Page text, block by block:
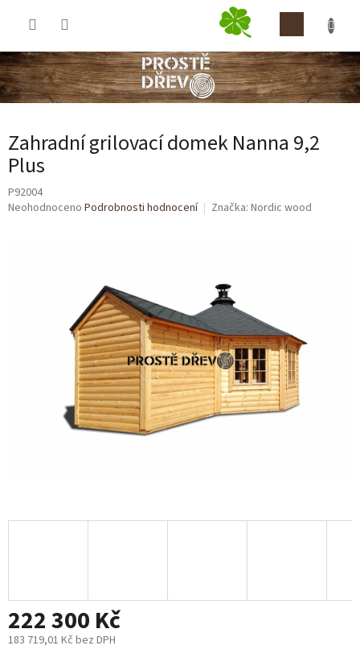
Zahradní grilovací domek Nanna 9,2
Plus
P92004
Průměrné
Neohodnoceno Podrobnosti hodnocení Značka: Nordic wood
222 300 Kč
183 719,01 Kč bez DPH